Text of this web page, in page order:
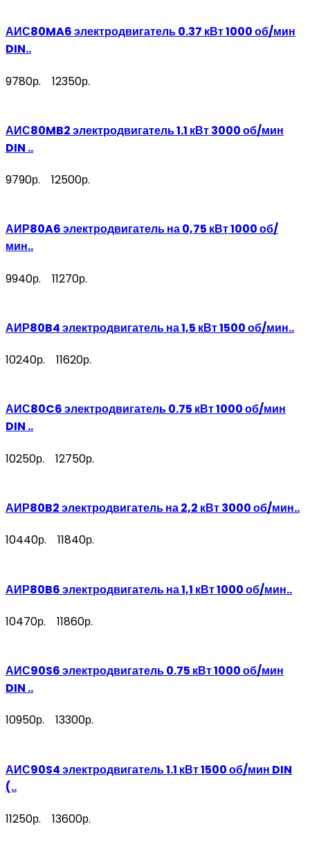
АИС80MA6 электродвигатель 0.37 кВт 1000 об/мин
DIN..
9780р. 12350р.
АИС80MB2 электродвигатель 1.1 кВт 3000 об/мин
DIN ..
9790р. 12500р.
АИР80A6 электродвигатель на 0,75 кВт 1000 об/
мин..
9940р. 11270р.
АИР80B4 электродвигатель на 1,5 кВт 1500 об/мин..
10240р. 11620р.
АИС80C6 электродвигатель 0.75 кВт 1000 об/мин
DIN ..
10250р. 12750р.
АИР80B2 электродвигатель на 2,2 кВт 3000 об/мин..
10440р. 11840р.
АИР80B6 электродвигатель на 1,1 кВт 1000 об/мин..
10470р. 11860р.
АИС90S6 электродвигатель 0.75 кВт 1000 об/мин
DIN ..
10950р. 13300р.
АИС90S4 электродвигатель 1.1 кВт 1500 об/мин DIN
(..
11250р. 13600р.